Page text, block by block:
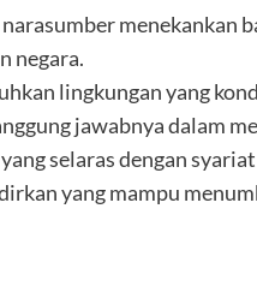
menekankan
negara.
lingkungan yang
jawabnya dalam
selaras dengan
yang mampu